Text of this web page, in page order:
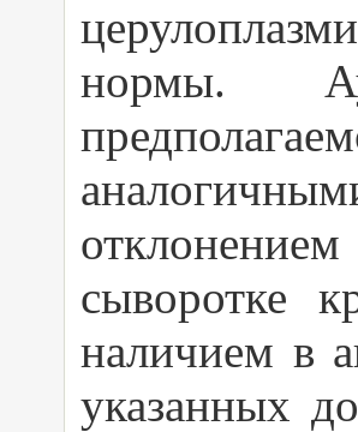
нормы.
сыворотке
наличием в
указанных